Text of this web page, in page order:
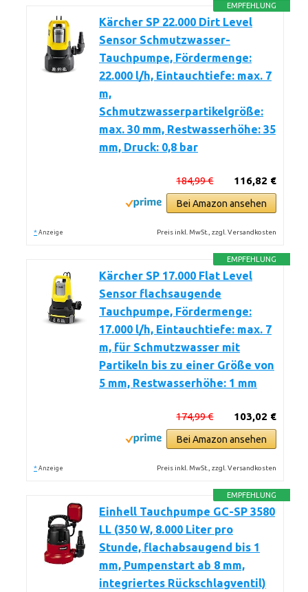
EMPFEHLUNG
Kärcher SP 22.000 Dirt Level
Sensor Schmutzwasser-
Tauchpumpe, Fördermenge:
22.000 l/h, Eintauchtiefe: max. 7
m,
Schmutzwasserpartikelgröße:
max. 30 mm, Restwasserhöhe: 35
mm, Druck: 0,8 bar
116,82 €
184,99 €
Bei Amazon ansehen
* Anzeige Preis inkl. MwSt., zzgl. Versandkosten
EMPFEHLUNG
Kärcher SP 17.000 Flat Level
Sensor flachsaugende
Tauchpumpe, Fördermenge:
17.000 l/h, Eintauchtiefe: max. 7
m, für Schmutzwasser mit
Partikeln bis zu einer Größe von
5 mm, Restwasserhöhe: 1 mm
103,02 €
174,99 €
Bei Amazon ansehen
* Anzeige Preis inkl. MwSt., zzgl. Versandkosten
EMPFEHLUNG
Einhell Tauchpumpe GC-SP 3580
LL (350 W, 8.000 Liter pro
Stunde, flachabsaugend bis 1
mm, Pumpenstart ab 8 mm,
integriertes Rückschlagventil)